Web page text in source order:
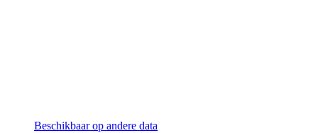
Beschikbaar op andere data